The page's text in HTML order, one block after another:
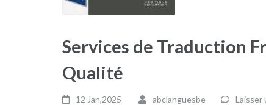
Services de Traduction
Qualité
12 Jan,2025 abclanguesbe Laisser